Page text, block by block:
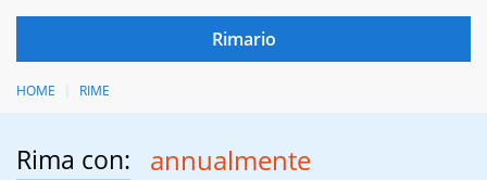
HOME RIME
Rima con: annualmente